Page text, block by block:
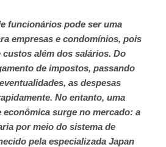
funcionários pode ser uma
empresas e condomínios, pois
custos além dos salários. Do
de impostos, passando
as despesas
No entanto, uma
econômica surge no mercado: a
por meio do sistema de
pela especializada Japan